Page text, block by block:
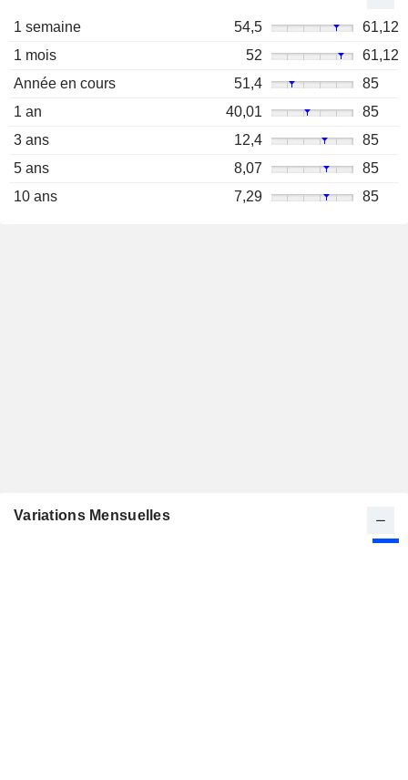
1 semaine 54,5
61,12
1 mois
52
61,12
Année en cours
51,4
85
1 an
40,01
85
3 ans
12,4
85
5 ans
8,07
85
10 ans
7,29 85
Variations Mensuelles